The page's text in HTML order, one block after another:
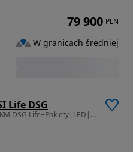
Life DSG
999 cm3 • 110 KM • SalonPL TSI 110KM DSG Life+Pakiety|LED|ACC|Climatronic|Czujniki|VAT23%
79 900 PLN
W granicach średniej